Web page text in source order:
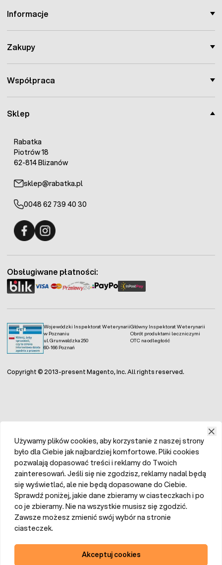
Sklep
Rabatka
Piotrów 18
62-814 Blizanów
sklep@rabatka.pl
0048 62 739 40 30
Informacje
Zakupy
Współpraca
Wojewódzki Inspektorat Weterynarii
w Poznaniu
ul. Grunwaldzka 250
60-166 Poznań
Główny Inspektorat Weterynarii
Obrót produktami leczniczymi
OTC na odległość
Obsługiwane płatności:
Copyright © 2013-present Magento, Inc. All rights reserved.
Używamy plików cookies, aby korzystanie z naszej strony
było dla Ciebie jak najbardziej komfortowe. Pliki cookies
pozwalają dopasować treści i reklamy do Twoich
zainteresowań. Jeśli się nie zgodzisz, reklamy nadal będą
się wyświetlać, ale nie będą dopasowane do Ciebie.
Sprawdź poniżej, jakie dane zbieramy w ciasteczkach i po
co je zbieramy. Nie na wszystkie musisz się zgodzić.
Zawsze możesz zmienić swój wybór na stronie
ciasteczek.
Akceptuj cookies